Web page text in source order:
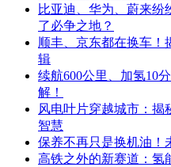
比亚迪、华为、蔚来纷
了必争之地？
顺丰、京东都在换车！
辑
续航600公里、加氢10
解！
风电叶片穿越城市：揭
智慧
保养不再只是换机油！
高铁之外的新赛道：氢